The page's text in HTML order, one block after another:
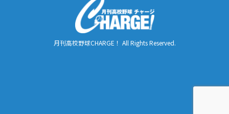
月刊高校野球CHARGE！ All Rights Reserved.